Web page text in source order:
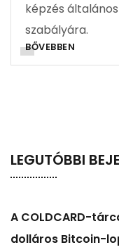
képzés
szabályára.
BŐVEBBEN
LEGUTÓBBI
A COLDCARD-
dolláros Bitcoin-